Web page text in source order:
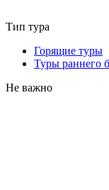
Тип тура
Горящие туры
Туры раннего
Не важно